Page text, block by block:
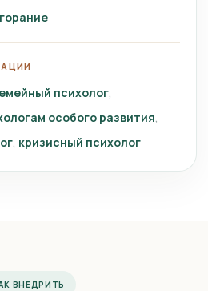
психолог
особого развития
кризисный психолог
ВНЕДРИТЬ